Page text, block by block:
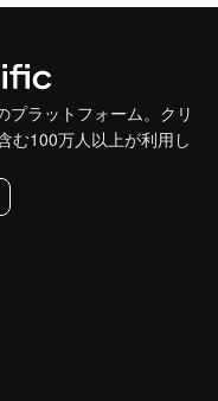
プラットフォーム。クリ
む100万人以上が利用し